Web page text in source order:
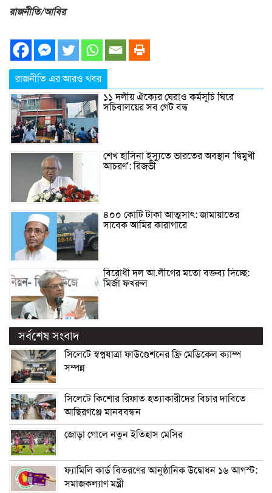
রাজনীতি/আবির
রাজনীতি এর আরও খবর
১১ দলীয় ঐক্যের ঘেরাও কর্মসূচি ঘিরে
সচিবালয়ের সব গেট বন্ধ
শেখ হাসিনা ইস্যুতে ভারতের অবস্থান ‘দ্বিমুখী
আচরণ’: রিজভী
৪০০ কোটি টাকা আত্মসাৎ: জামায়াতের
সাবেক আমির কারাগারে
বিরোধী দল আ.লীগের মতো বক্তব্য দিচ্ছে:
মির্জা ফখরুল
সর্বশেষ সংবাদ
সিলেটে স্বপ্নযাত্রা ফাউণ্ডেশনের ফ্রি মেডিকেল ক্যাম্প
সম্পন্ন
সিলেটে কিশোর রিফাত হত্যাকারীদের বিচার দাবিতে
আছিরগঞ্জে মানববন্ধন
জোড়া গোলে নতুন ইতিহাস মেসির
ফ্যামিলি কার্ড বিতরণের আনুষ্ঠানিক উদ্বোধন ১৬ আগস্ট:
সমাজকল্যাণ মন্ত্রী